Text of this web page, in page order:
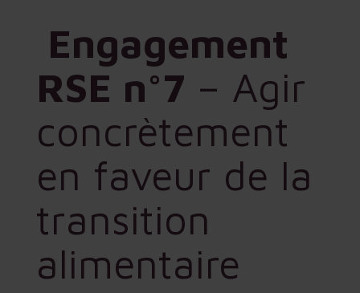
Engagement
RSE n°7 – Agir
concrètement
en faveur de la
transition
alimentaire